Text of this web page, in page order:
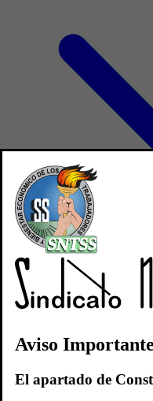
Directorio
Convocatorias
Aviso Importante
El apartado de